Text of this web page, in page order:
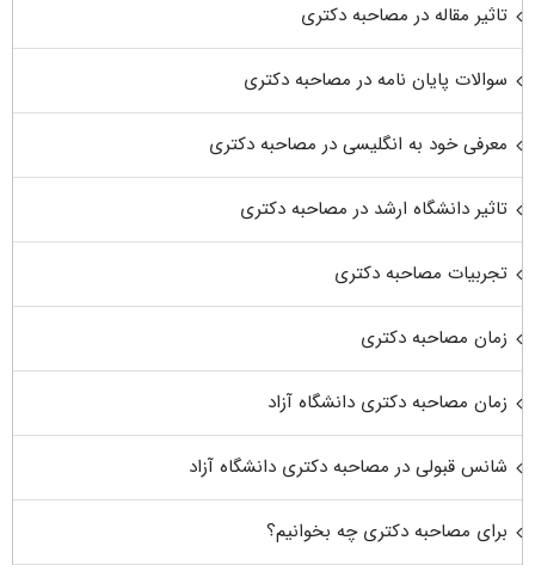
تاثیر مقاله در مصاحبه دکتری
سوالات پایان نامه در مصاحبه دکتری
معرفی خود به انگلیسی در مصاحبه دکتری
تاثیر دانشگاه ارشد در مصاحبه دکتری
تجربیات مصاحبه دکتری
زمان مصاحبه دکتری
زمان مصاحبه دکتری دانشگاه آزاد
شانس قبولی در مصاحبه دکتری دانشگاه آزاد
برای مصاحبه دکتری چه بخوانیم؟